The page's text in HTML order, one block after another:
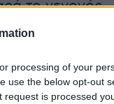
processing of your
use the below opt-out
is processed
το γεγονός
βρούμε